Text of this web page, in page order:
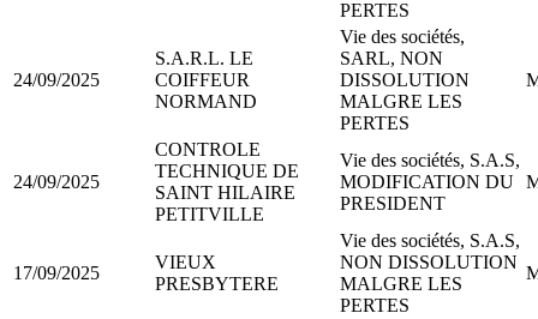
PERTES
24/09/2025
S.A.R.L. LE
COIFFEUR
NORMAND
Vie des sociétés,
SARL, NON
DISSOLUTION
MALGRE LES
PERTES
24/09/2025
CONTROLE
TECHNIQUE DE
SAINT HILAIRE
PETITVILLE
Vie des sociétés, S.A.S,
MODIFICATION DU
PRESIDENT
17/09/2025
VIEUX
PRESBYTERE
Vie des sociétés, S.A.S,
NON DISSOLUTION
MALGRE LES
PERTES